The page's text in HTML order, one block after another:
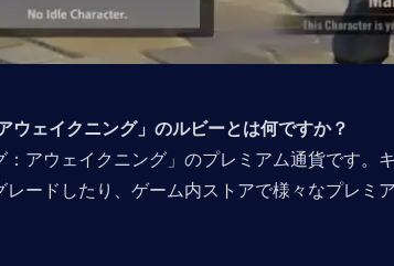
ウェイクニング」のルビーとは何ですか？
アウェイクニング」のプレミアム通貨です。
レードしたり、ゲーム内ストアで様々なプレミ